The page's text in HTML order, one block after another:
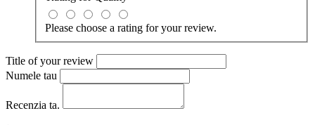
Please choose a rating for your review.
Title of your review
Numele tau
Recenzia ta.